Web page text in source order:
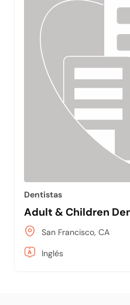
Dentistas
Adult & Children
San Francisco, CA
Inglés